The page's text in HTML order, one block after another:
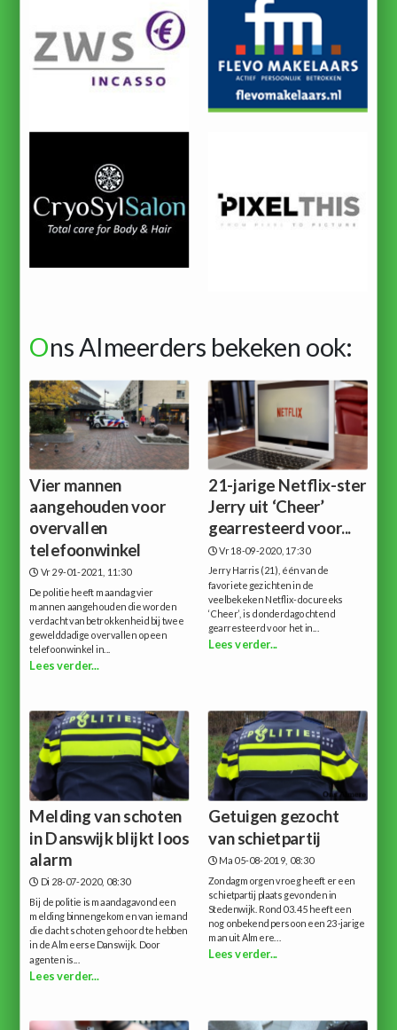
Ons Almeerders bekeken ook:
Vier mannen
aangehouden voor
overvallen
telefoonwinkel
Vr 29-01-2021, 11:30
De politie heeft maandag vier
mannen aangehouden die worden
verdacht van betrokkenheid bij twee
gewelddadige overvallen op een
telefoonwinkel in...
Lees verder...
21-jarige Netflix-ster
Jerry uit ‘Cheer’
gearresteerd voor...
Vr 18-09-2020, 17:30
Jerry Harris (21), één van de
favoriete gezichten in de
veelbekeken Netflix-docureeks
‘Cheer’, is donderdagochtend
gearresteerd voor het in...
Lees verder...
Melding van schoten
in Danswijk blijkt loos
alarm
Di 28-07-2020, 08:30
Bij de politie is maandagavond een
melding binnengekomen van iemand
die dacht schoten gehoord te hebben
in de Almeerse Danswijk. Door
agenten is...
Lees verder...
Getuigen gezocht
van schietpartij
Ma 05-08-2019, 08:30
Zondagmorgen vroeg heeft er een
schietpartij plaats gevonden in
Stedenwijk. Rond 03.45 heeft een
nog onbekend persoon een 23-jarige
man uit Almere...
Lees verder...